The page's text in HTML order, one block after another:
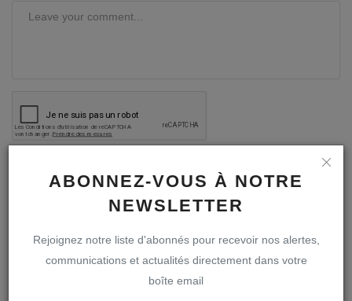
ABONNEZ-VOUS À NOTRE
NEWSLETTER
Rejoignez notre liste d'abonnés pour recevoir nos alertes,
communications et actualités directement dans votre
boîte email